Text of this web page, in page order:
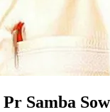
Samba